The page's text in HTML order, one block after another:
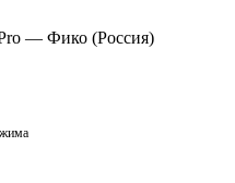
— Фико (Россия)